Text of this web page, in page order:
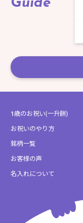
Guide
1歳のお祝い(一升餅)
お祝いのやり方
銘柄一覧
お客様の声
名入れについて